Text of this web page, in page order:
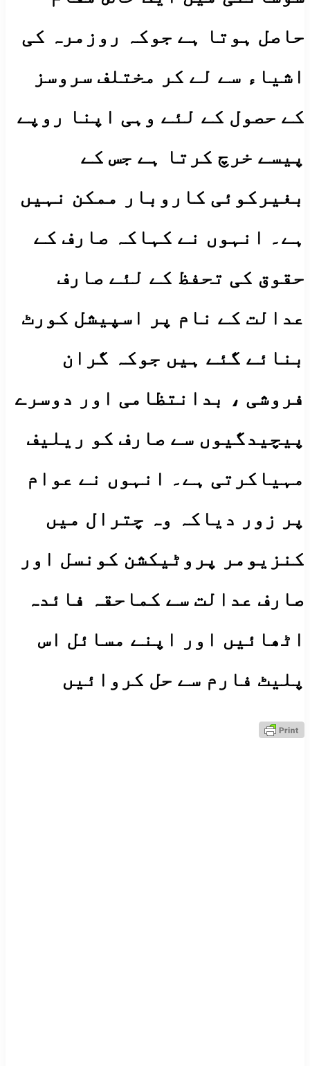
حاصل ہوتا ہے جوکہ روزمرہ کی
اشیاء سے لے کر مختلف سروسز
کے حصول کے لئے وہی اپنا روپے
پیسے خرچ کرتا ہے جس کے
بغیرکوئی کاروبار ممکن نہیں
ہے۔ انہوں نے کہاکہ صارف کے
حقوق کی تحفظ کے لئے صارف
عدالت کے نام پر اسپیشل کورٹ
بنائے گئے ہیں جوکہ گران
فروشی ، بدانتظامی اور دوسرے
پیچیدگیوں سے صارف کو ریلیف
مہیاکرتی ہے۔ انہوں نے عوام
پر زور دیاکہ وہ چترال میں
کنزیومر پروٹیکشن کونسل اور
صارف عدالت سے کماحقہ فائدہ
اٹھائیں اور اپنے مسائل اس
پلیٹ فارم سے حل کروائیں